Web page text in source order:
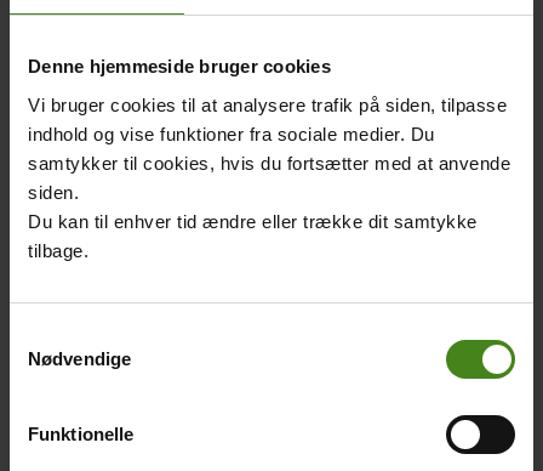
Denne hjemmeside bruger cookies
Vi bruger cookies til at analysere trafik på siden, tilpasse
indhold og vise funktioner fra sociale medier. Du
samtykker til cookies, hvis du fortsætter med at anvende
siden.
Du kan til enhver tid ændre eller trække dit samtykke
tilbage.
Nødvendige
Funktionelle
elementer
Billede
kredit
Foto: CIA worldfactbook
befolkning i tal
Tekst
afsnit
0-14 år: 41,6 %
15-24 år: 21,2 %
25-54 år: 30,7 %
65 år eller derover: